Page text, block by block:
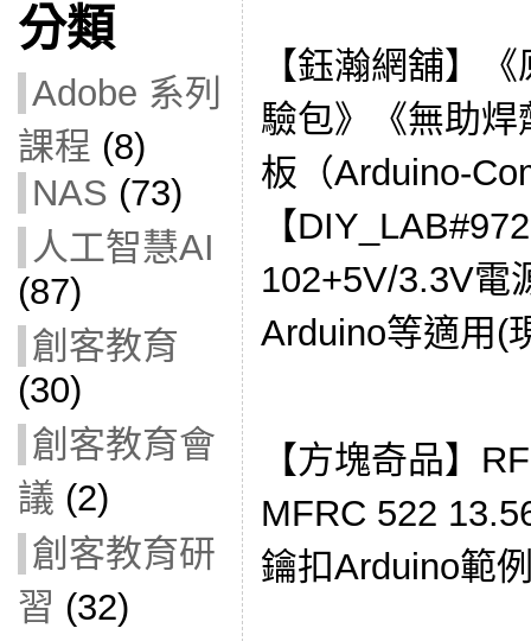
分類
Adobe 系列
課程 (8)
NAS (73)
人工智慧AI
(87)
創客教育
(30)
創客教育會
議 (2)
創客教育研
習 (32)
【鈺瀚網舖】
驗包》《無助
板（Arduino-
【
102+5V/3.3V電
Arduino等適用(
【方塊奇品】
MFRC 522
鑰扣Arduino範